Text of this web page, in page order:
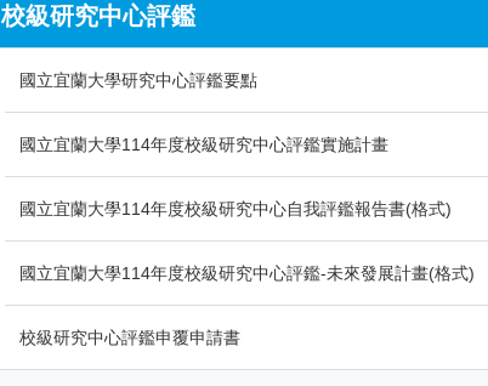
校級研究中心評鑑
國立宜蘭大學研究中心評鑑要點
國立宜蘭大學114年度校級研究中心評鑑實施計畫
國立宜蘭大學114年度校級研究中心自我評鑑報告書(格式)
國立宜蘭大學114年度校級研究中心評鑑-未來發展計畫(格式)
校級研究中心評鑑申覆申請書